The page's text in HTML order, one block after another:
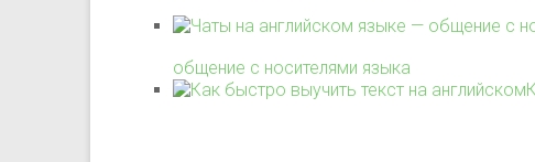
общение с носителями языка